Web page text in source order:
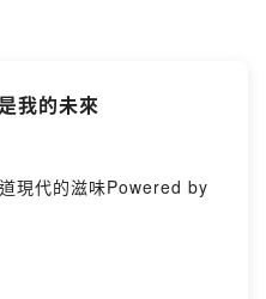
我的未來
現代的滋味Powered by